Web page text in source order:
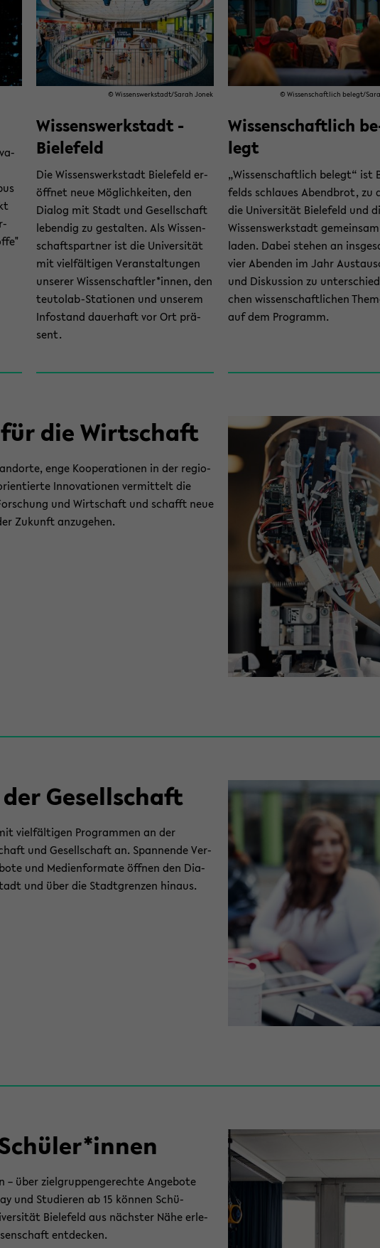
© Wis­sens­werk­stadt/Sarah Jonek
Wissenswerkstadt ­
Bielefeld
Die Wis­sens­werk­stadt Bie­le­feld er­
öff­net neue Mög­lich­kei­ten, den
Dia­log mit Stadt und Ge­sell­schaft
le­ben­dig zu ge­stal­ten. Als Wis­sen­
schafts­part­ner ist die Uni­ver­si­tät
mit viel­fäl­ti­gen Ver­an­stal­tun­gen
un­se­rer Wis­sen­schaft­ler*innen, den
teutolab-​Stationen und un­se­rem
In­fo­stand dau­er­haft vor Ort prä­
sent.
© Wis­sen­schaft­lich be­legt/
Wis­sen­schaft­lich
legt
„Wis­sen­schaft­lich be­legt“ ist
felds schlau­es Abend­brot, zu
die Uni­ver­si­tät Bie­le­feld und
Wis­sens­werk­stadt
la­den. Dabei ste­hen an
vier Aben­den im Jahr
und Dis­kus­si­on zu
chen wis­sen­schaft­li­chen
auf dem Pro­gramm.
die Wirt­schaft
enge Ko­ope­ra­tio­nen in der re­gio­
In­no­va­tio­nen ver­mit­telt die
und Wirt­schaft und schafft neue
Zu­kunft an­zu­ge­hen.
Ge­sell­schaft
viel­fäl­ti­gen Pro­gram­men an der
und Ge­sell­schaft an. Span­nen­de Ver­
und Me­di­en­for­ma­te öff­nen den Dia­
und über die Stadt­gren­zen hin­aus.
– über ziel­grup­pen­ge­rech­te An­ge­bo­te
und Stu­die­ren ab 15 kön­nen Schü­
Bie­le­feld aus nächs­ter Nähe er­le­
ent­de­cken.